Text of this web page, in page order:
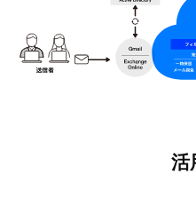
活